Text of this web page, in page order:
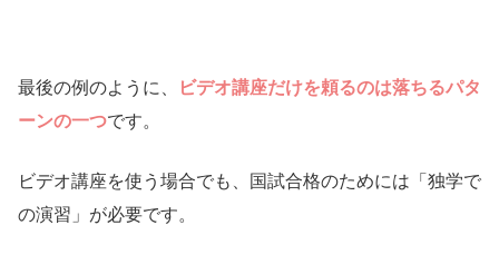
最後の例のように、
ビデオ講座だけを頼るのは落ちるパタ
ーンの一つです。
ビデオ講座を使う場合でも、国試合格のためには「独学で
の演習」が必要です。